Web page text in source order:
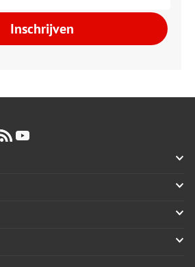
Inschrijven